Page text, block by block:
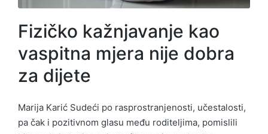
Fizičko kažnjavanje kao
vaspitna mjera nije dobra
za dijete
Marija Karić Sudeći po rasprostranjenosti, učestalosti,
pa čak i pozitivnom glasu među roditeljima, pomislili